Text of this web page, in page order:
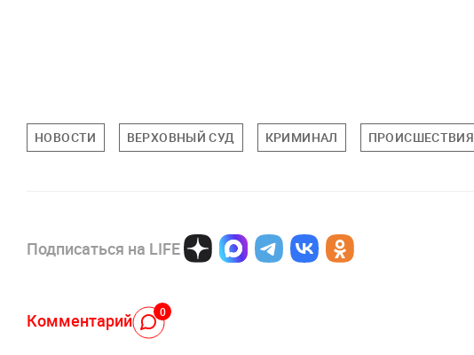
НОВОСТИ ВЕРХОВНЫЙ СУД КРИМИНАЛ ПРОИСШЕСТВИЯ
Подписаться на LIFE
Комментарий 0